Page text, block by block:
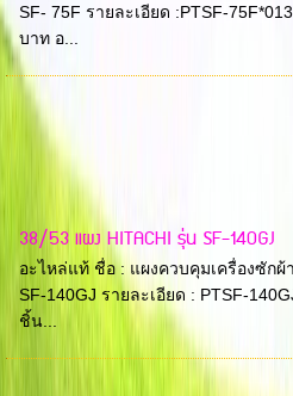
SF- 75F รายละเอียด :PTSF-
บาท อ...
38/53 แผง HITACHI รุ่น SF-140GJ
อะไหล่แท้ ชื่อ : แผงควบคุมเครื่องซักผ้
SF-140GJ รายละเอียด : PTSF-
ชิ้น...